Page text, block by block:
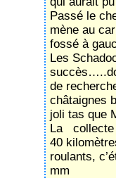
Passé le
mène au
fossé à
Les
de
châtaignes
joli tas que
La collecte
40
roulants,
mm